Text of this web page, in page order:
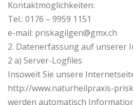
Kontaktmöglichkeiten:
Tel.: 0176 – 9959 1151
e-mail: priskagilgen@gmx.ch
2. Datenerfassung auf unserer
2 a) Server-Logfiles
Insoweit Sie unsere
http://www.naturheilpraxis-
werden automatisch